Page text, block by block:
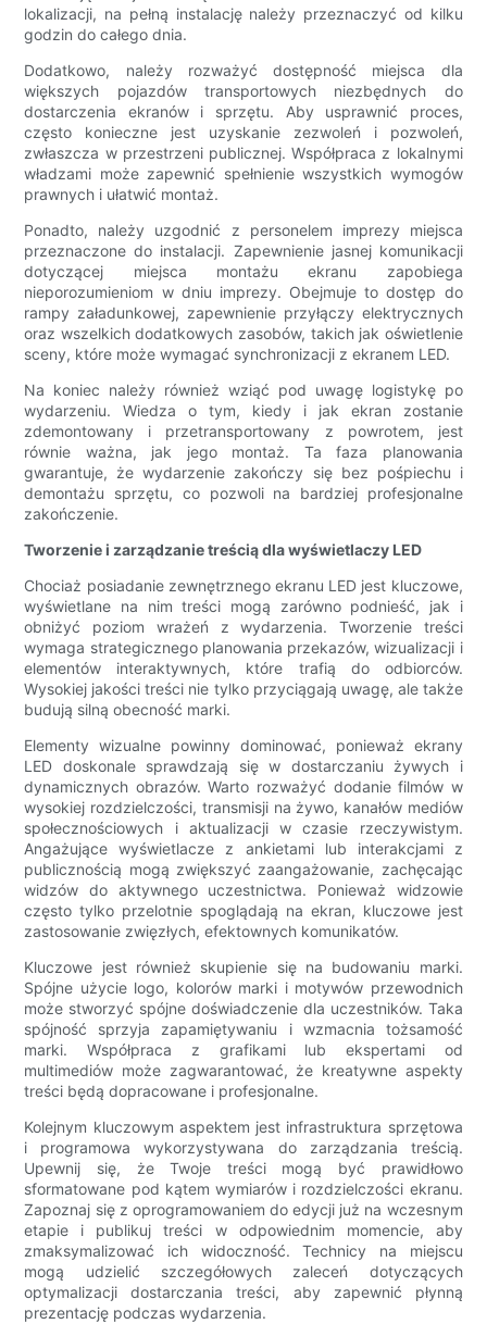
lokalizacji, na pełną instalację należy przeznaczyć od kilku
godzin do całego dnia.
Dodatkowo, należy rozważyć dostępność miejsca dla
większych pojazdów transportowych niezbędnych do
dostarczenia ekranów i sprzętu. Aby usprawnić proces,
często konieczne jest uzyskanie zezwoleń i pozwoleń,
zwłaszcza w przestrzeni publicznej. Współpraca z lokalnymi
władzami może zapewnić spełnienie wszystkich wymogów
prawnych i ułatwić montaż.
Ponadto, należy uzgodnić z personelem imprezy miejsca
przeznaczone do instalacji. Zapewnienie jasnej komunikacji
dotyczącej miejsca montażu ekranu zapobiega
nieporozumieniom w dniu imprezy. Obejmuje to dostęp do
rampy załadunkowej, zapewnienie przyłączy elektrycznych
oraz wszelkich dodatkowych zasobów, takich jak oświetlenie
sceny, które może wymagać synchronizacji z ekranem LED.
Na koniec należy również wziąć pod uwagę logistykę po
wydarzeniu. Wiedza o tym, kiedy i jak ekran zostanie
zdemontowany i przetransportowany z powrotem, jest
równie ważna, jak jego montaż. Ta faza planowania
gwarantuje, że wydarzenie zakończy się bez pośpiechu i
demontażu sprzętu, co pozwoli na bardziej profesjonalne
zakończenie.
Tworzenie i zarządzanie treścią dla wyświetlaczy LED
Chociaż posiadanie zewnętrznego ekranu LED jest kluczowe,
wyświetlane na nim treści mogą zarówno podnieść, jak i
obniżyć poziom wrażeń z wydarzenia. Tworzenie treści
wymaga strategicznego planowania przekazów, wizualizacji i
elementów interaktywnych, które trafią do odbiorców.
Wysokiej jakości treści nie tylko przyciągają uwagę, ale także
budują silną obecność marki.
Elementy wizualne powinny dominować, ponieważ ekrany
LED doskonale sprawdzają się w dostarczaniu żywych i
dynamicznych obrazów. Warto rozważyć dodanie filmów w
wysokiej rozdzielczości, transmisji na żywo, kanałów mediów
społecznościowych i aktualizacji w czasie rzeczywistym.
Angażujące wyświetlacze z ankietami lub interakcjami z
publicznością mogą zwiększyć zaangażowanie, zachęcając
widzów do aktywnego uczestnictwa. Ponieważ widzowie
często tylko przelotnie spoglądają na ekran, kluczowe jest
zastosowanie zwięzłych, efektownych komunikatów.
Kluczowe jest również skupienie się na budowaniu marki.
Spójne użycie logo, kolorów marki i motywów przewodnich
może stworzyć spójne doświadczenie dla uczestników. Taka
spójność sprzyja zapamiętywaniu i wzmacnia tożsamość
marki. Współpraca z grafikami lub ekspertami od
multimediów może zagwarantować, że kreatywne aspekty
treści będą dopracowane i profesjonalne.
Kolejnym kluczowym aspektem jest infrastruktura sprzętowa
i programowa wykorzystywana do zarządzania treścią.
Upewnij się, że Twoje treści mogą być prawidłowo
sformatowane pod kątem wymiarów i rozdzielczości ekranu.
Zapoznaj się z oprogramowaniem do edycji już na wczesnym
etapie i publikuj treści w odpowiednim momencie, aby
zmaksymalizować ich widoczność. Technicy na miejscu
mogą udzielić szczegółowych zaleceń dotyczących
optymalizacji dostarczania treści, aby zapewnić płynną
prezentację podczas wydarzenia.